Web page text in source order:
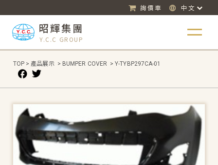
詢價車 中文
昭輝集團
Y.C.C GROUP
TOP > 產品展示 > BUMPER COVER > Y-TYBP297CA-01